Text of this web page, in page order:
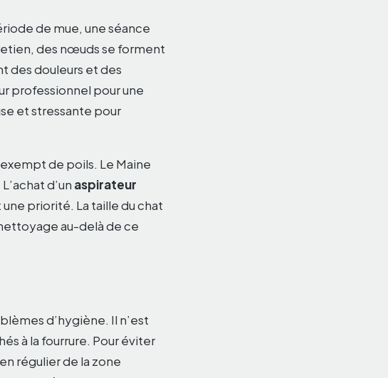
de mue, une séance
des nœuds se forment
des douleurs et des
professionnel pour une
et stressante pour
de poils. Le Maine
d’un aspirateur
priorité. La taille du chat
au-delà de ce
d’hygiène. Il n’est
à la fourrure. Pour éviter
régulier de la zone